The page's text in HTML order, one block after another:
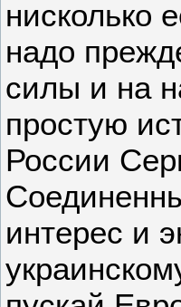
нисколько
надо
силы и на
простую
России
интерес и